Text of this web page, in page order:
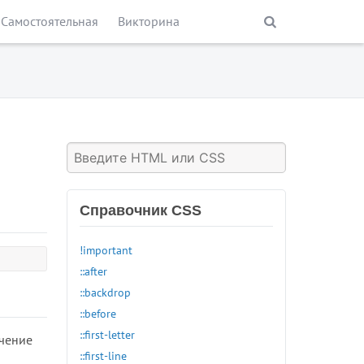
Самостоятельная Викторина
Справочник CSS
!important
::after
::backdrop
::before
::first-letter
::first-line